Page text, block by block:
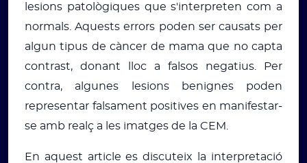
lesions patològiques que s'interpreten com a
normals. Aquests errors poden ser causats per
algun tipus de càncer de mama que no capta
contrast, donant lloc a falsos negatius. Per
contra, algunes lesions benignes poden
representar falsament positives en manifestar-
se amb realç a les imatges de la CEM.
En aquest article es discuteix la interpretació